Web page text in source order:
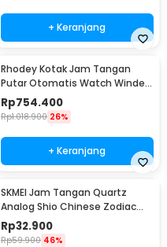
+ Keranjang
Rhodey Kotak Jam Tangan
Putar Otomatis Watch Winder
LED 6 Slot - SKW168
Rp754.400
Rp1.018.900 26%
+ Keranjang
SKMEI Jam Tangan Quartz
Analog Shio Chinese Zodiac
Waterproof 30M Kambing -
2327
Rp32.900
Rp59.900 46%